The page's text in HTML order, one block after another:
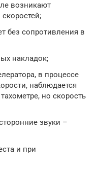
возникают
без сопротивления в
накладок;
в процессе
наблюдается
но скорость
звуки –
и при